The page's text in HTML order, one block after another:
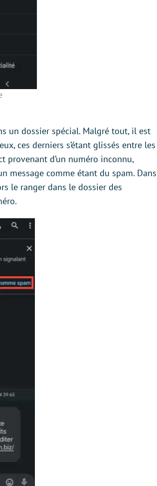
un dossier spécial. Malgré tout, il est
ces derniers s’étant glissés entre les
provenant d’un numéro inconnu,
message comme étant du spam. Dans
le ranger dans le dossier des